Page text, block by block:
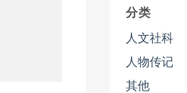
分类
人文社科
人物传记
其他